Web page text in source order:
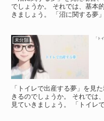
でしょうか。 それでは、基本
きましょう。 「沼に関する夢
未分類 「ト
「トイレで出産する夢」を見
きるのでしょうか。 それでは
見ていきましょう。 「トイレ